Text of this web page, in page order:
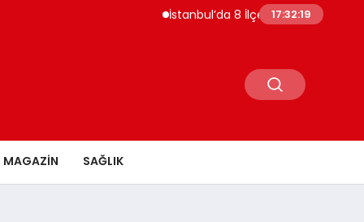
İstanbul’da 8 İlçede 20 Saate Yakın Su
17:32:20
MAGAZİN SAĞLIK